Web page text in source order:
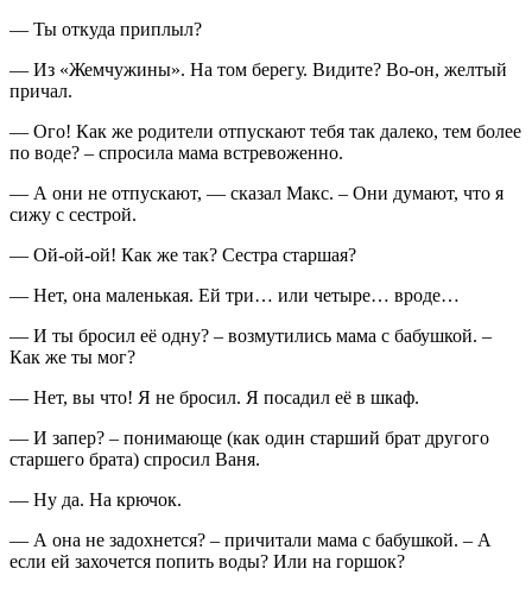
— Ты откуда приплыл?
— Из «Жемчужины». На том берегу. Видите? Во-он, желтый
причал.
— Ого! Как же родители отпускают тебя так далеко, тем более
по воде? – спросила мама встревоженно.
— А они не отпускают, — сказал Макс. – Они думают, что я
сижу с сестрой.
— Ой-ой-ой! Как же так? Сестра старшая?
— Нет, она маленькая. Ей три… или четыре… вроде…
— И ты бросил её одну? – возмутились мама с бабушкой. –
Как же ты мог?
— Нет, вы что! Я не бросил. Я посадил её в шкаф.
— И запер? – понимающе (как один старший брат другого
старшего брата) спросил Ваня.
— Ну да. На крючок.
— А она не задохнется? – причитали мама с бабушкой. – А
если ей захочется попить воды? Или на горшок?